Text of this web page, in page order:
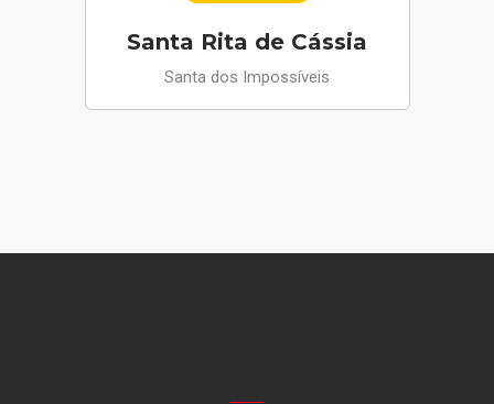
Santa Rita de Cássia
Santa dos Impossíveis